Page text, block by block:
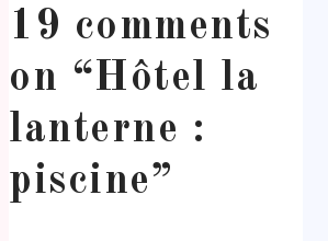
19 comments
on “Hôtel la
lanterne :
piscine”